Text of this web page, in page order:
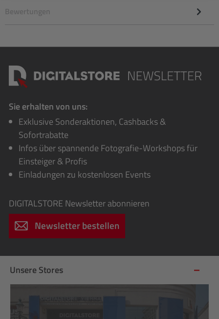
Bewertungen
Sie erhalten von uns:
Exklusive Sonderaktionen, Cashbacks &
Sofortrabatte
Infos über spannende Fotografie-Workshops für
Einsteiger & Profis
Einladungen zu kostenlosen Events
DIGITALSTORE Newsletter abonnieren
Newsletter bestellen
Unsere Stores